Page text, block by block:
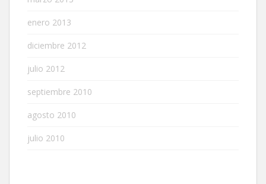
enero 2013
diciembre 2012
julio 2012
septiembre 2010
agosto 2010
julio 2010